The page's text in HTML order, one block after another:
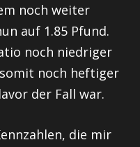
noch weiter
auf 1.85 Pfund.
noch niedriger
noch heftiger
der Fall war.
die mir